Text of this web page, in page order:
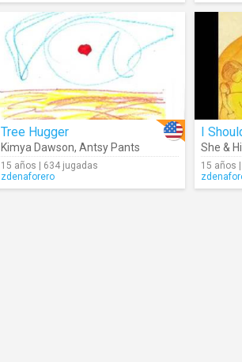
Tree Hugger
Kimya Dawson, Antsy Pants
15 años | 634 jugadas
zdenaforero
I
She &
15 años